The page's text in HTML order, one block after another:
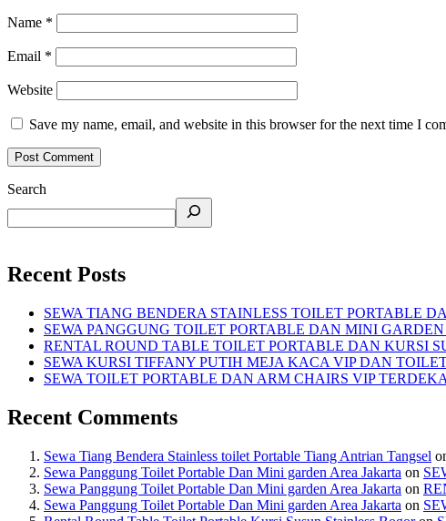
Name *
Email *
Website
Save my name, email, and website in this browser for the next time I
Search
Recent Posts
SEWA TIANG BENDERA STAINLESS TOILET PORTABLE
SEWA PANGGUNG TOILET PORTABLE DAN MINI
RENTAL ROUND TABLE TOILET PORTABLE DAN KURSI
SEWA KURSI TIFFANY PUTIH MEJA KACA VIP DAN
SEWA TOILET PORTABLE DAN ARM CHAIRS VIP
Recent Comments
Sewa Tiang Bendera Stainless toilet Portable Tiang Antrian Tangsel
Sewa Panggung Toilet Portable Dan Mini garden Area Jakarta on
Sewa Panggung Toilet Portable Dan Mini garden Area Jakarta on
Sewa Panggung Toilet Portable Dan Mini garden Area Jakarta on